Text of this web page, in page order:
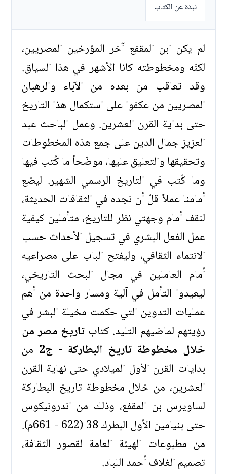
نبذة عن الكتاب
لم يكن ابن المقفع آخر المؤرخين المصريين،
لكنّه ومخطوطته كانا الأشهر في هذا السياق.
وقد تعاقب من بعده من الآباء والرهبان
المصريين من عكفوا على استكمال هذا التاريخ
حتى بداية القرن العشرين. وعمل الباحث عبد
العزيز جمال الدين على جمع هذه المخطوطات
وتحقيقها والتعليق عليها، موضّحاً ما كُتب فيها
وما كُتب في التاريخ الرسمي الشهير. ليضع
أمامنا عملاً قلّ أن نجده في الثقافات الحديثة،
لنقف أمام وجهتي نظر للتاريخ، متأملين كيفية
عمل الفعل البشري في تسجيل الأحداث حسب
الانتماء الثقافي، وليفتح الباب على مصراعيه
أمام العاملين في مجال البحث التاريخي،
ليعيدوا التأمل في آلية ومسار واحدة من أهم
عمليات التدوين التي حكمت مخيلة البشر في
رؤيتهم لماضيهم التليد. كتاب تاريخ مصر من
خلال مخطوطة تاريخ البطاركة - ج2
من
بدايات القرن الأول الميلادي حتى نهاية القرن
العشرين، من خلال مخطوطة تاريخ البطاركة
لساويرس بن المقفع، وذلك من اندرونيكوس
حتى بنيامين الأول البطرك 38 (622 - 661م).
من مطبوعات الهيئة العامة لقصور الثقافة،
تصميم الغلاف أحمد اللباد.